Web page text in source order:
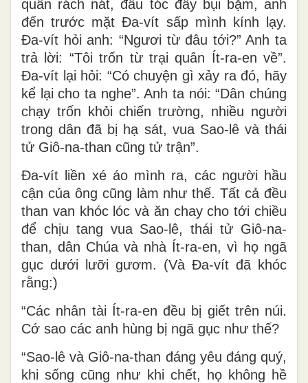
quần rách nát, đầu tóc đầy bụi bặm, anh
đến trước mặt Ða-vít sấp mình kính lạy.
Ða-vít hỏi anh: “Ngươi từ đâu tới?” Anh ta
trả lời: “Tôi trốn từ trại quân Ít-ra-en về”.
Ða-vít lại hỏi: “Có chuyện gì xảy ra đó, hãy
kể lại cho ta nghe”. Anh ta nói: “Dân chúng
chạy trốn khỏi chiến trường, nhiều người
trong dân đã bị hạ sát, vua Sao-lê và thái
tử Giô-na-than cũng tử trận”.
Ða-vít liền xé áo mình ra, các người hầu
cận của ông cũng làm như thế. Tất cả đều
than van khóc lóc và ăn chay cho tới chiều
để chịu tang vua Sao-lê, thái tử Giô-na-
than, dân Chúa và nhà Ít-ra-en, vì họ ngã
gục dưới lưỡi gươm. (Và Ða-vít đã khóc
rằng:)
“Các nhân tài Ít-ra-en đều bị giết trên núi.
Cớ sao các anh hùng bị ngã gục như thế?
“Sao-lê và Giô-na-than đáng yêu đáng quý,
khi sống cũng như khi chết, họ không hề